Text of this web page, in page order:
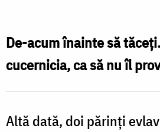
părinți
ce
cu
De-acum înainte să
cucernicia, ca să nu îl
Altă dată, doi părinţi